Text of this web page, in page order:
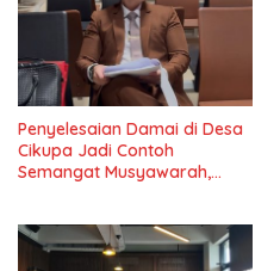
Penyelesaian Damai di Desa
Cikupa Jadi Contoh
Semangat Musyawarah,